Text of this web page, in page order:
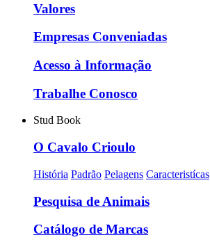
Valores
Empresas Conveniadas
Acesso à Informação
Trabalhe Conosco
Stud Book
O Cavalo Crioulo
História Padrão Pelagens Caracteristícas
Pesquisa de Animais
Catálogo de Marcas